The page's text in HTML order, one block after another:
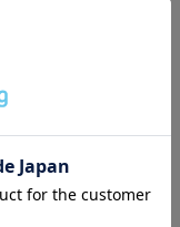
ロレックス通
｜技術力を誇
ィカルで繊細
ダイアルモチ
ロレックス通